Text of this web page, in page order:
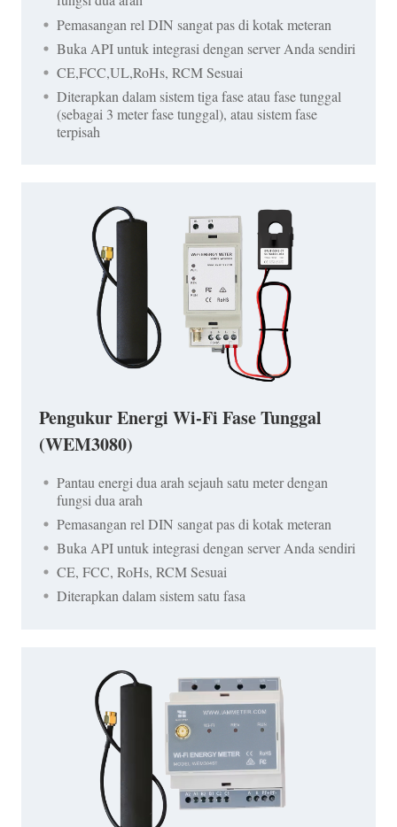
Pemasangan rel DIN sangat pas di kotak meteran
Buka API untuk integrasi dengan server Anda sendiri
CE,FCC,UL,RoHs, RCM Sesuai
Diterapkan dalam sistem tiga fase atau fase tunggal
(sebagai 3 meter fase tunggal), atau sistem fase
terpisah
Pengukur Energi Wi-Fi Fase Tunggal
(WEM3080)
Pantau energi dua arah sejauh satu meter dengan
fungsi dua arah
Pemasangan rel DIN sangat pas di kotak meteran
Buka API untuk integrasi dengan server Anda sendiri
CE, FCC, RoHs, RCM Sesuai
Diterapkan dalam sistem satu fasa